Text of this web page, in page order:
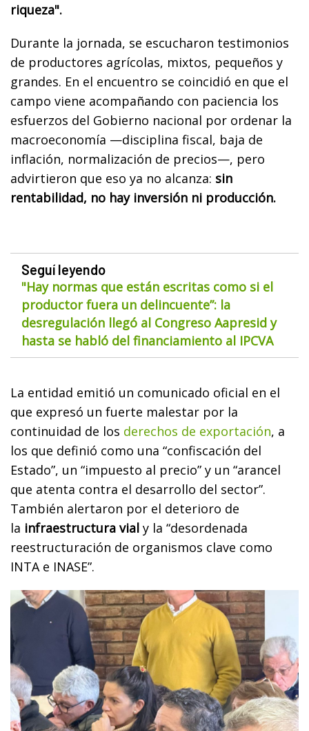
riqueza".
Durante la jornada, se escucharon testimonios
de productores agrícolas, mixtos, pequeños y
grandes. En el encuentro se coincidió en que el
campo viene acompañando con paciencia los
esfuerzos del Gobierno nacional por ordenar la
macroeconomía —disciplina fiscal, baja de
inflación, normalización de precios—, pero
advirtieron que eso ya no alcanza: sin
rentabilidad, no hay inversión ni producción.
Seguí leyendo
"Hay normas que están escritas como si el
productor fuera un delincuente”: la
desregulación llegó al Congreso Aapresid y
hasta se habló del financiamiento al IPCVA
La entidad emitió un comunicado oficial en el
que expresó un fuerte malestar por la
continuidad de los derechos de exportación, a
los que definió como una “confiscación del
Estado”, un “impuesto al precio” y un “arancel
que atenta contra el desarrollo del sector”.
También alertaron por el deterioro de
la infraestructura vial y la “desordenada
reestructuración de organismos clave como
INTA e INASE”.